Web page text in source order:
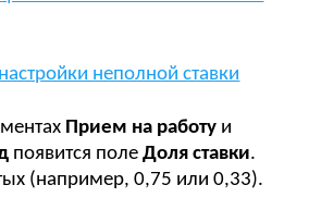
Прием на работу и
появится полеДоля ставки.
(например, 0,75 или 0,33).